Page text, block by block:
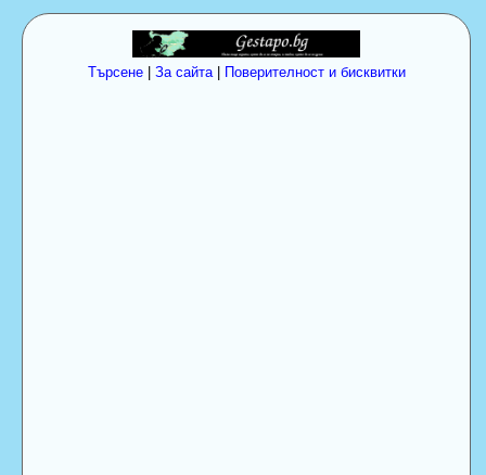
Търсене| За сайта| Поверителност и бисквитки